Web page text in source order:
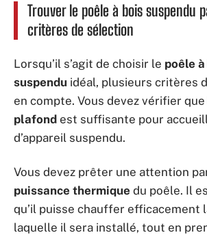
Trouver le poêle à bois suspendu
critères de sélection
Lorsqu’il s’agit de choisir le poêle
suspendu idéal, plusieurs critères
en compte. Vous devez vérifier que
plafond est suffisante pour
d’appareil suspendu.
Vous devez prêter une attention
puissance thermique du poêle. Il
qu’il puisse chauffer efficacement
laquelle il sera installé, tout en